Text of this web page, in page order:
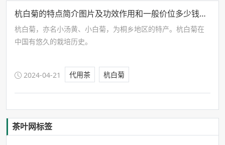
杭白菊的特点简介图片及功效作用和一般价位多少钱一斤
杭白菊，亦名小汤黄、小白菊，为桐乡地区的特产。杭白菊在
中国有悠久的栽培历史。
2024-04-21 代用茶 杭白菊
茶叶网标签